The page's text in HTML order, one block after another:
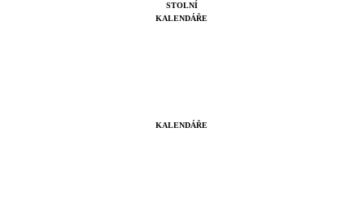
STOLNÍ
KALENDÁŘE
KALENDÁŘE